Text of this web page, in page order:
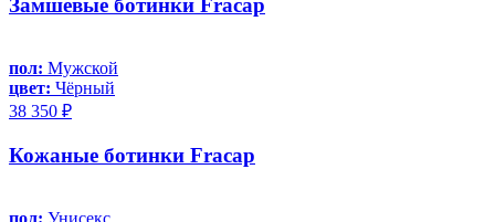
Замшевые ботинки Fracap
пол: Мужской
цвет: Чёрный
38 350 ₽
Кожаные ботинки Fracap
пол: Унисекс